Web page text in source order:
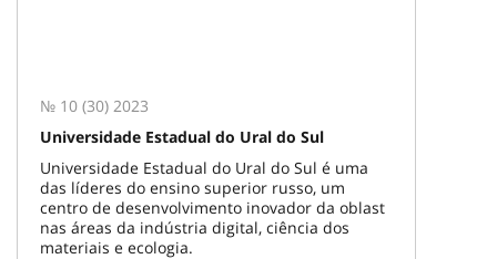
№ 10 (30) 2023
Universidade Estadual do Ural do Sul
Universidade Estadual do Ural do Sul é uma
das líderes do ensino superior russo, um
centro de desenvolvimento inovador da oblast
nas áreas da indústria digital, ciência dos
materiais e ecologia.